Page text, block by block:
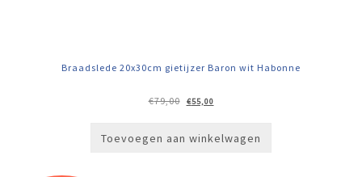
Braadslede 20x30cm gietijzer Baron wit Habonne
€79,00
Oorspronkelijke
prijs
€55,00Huidige
prijs
Toevoegen aan winkelwagen